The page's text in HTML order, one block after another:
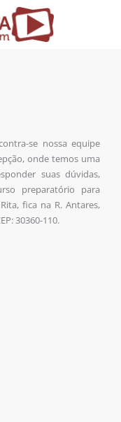
se nossa equipe
onde temos uma
suas dúvidas,
preparatório para
fica na R. Antares,
30360-110.